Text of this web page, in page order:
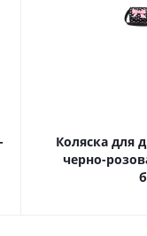
Коляска для
черно-